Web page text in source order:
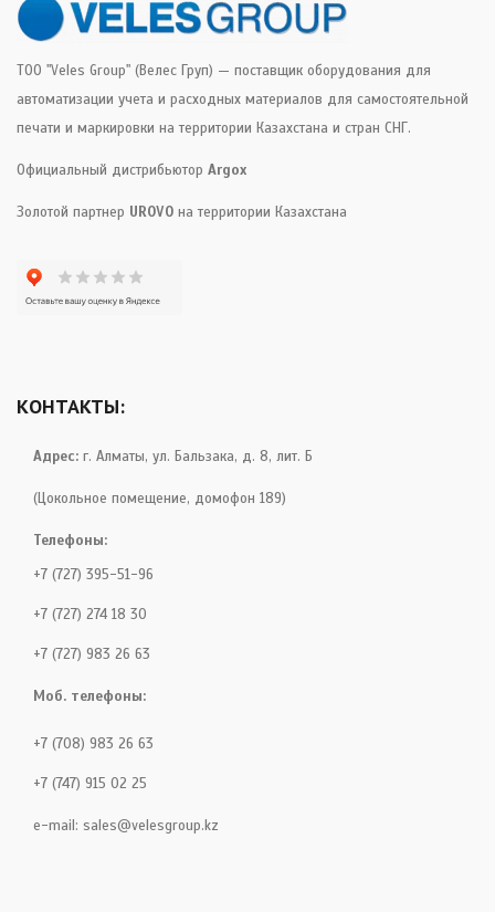
ТОО "Veles Group" (Велес Груп) — поставщик оборудования для
автоматизации учета и расходных материалов для самостоятельной
печати и маркировки на территории Казахстана и стран СНГ.
Официальный дистрибьютор Argox
Золотой партнер UROVO на территории Казахстана
КОНТАКТЫ:
Адрес: г. Алматы, ул. Бальзака, д. 8, лит. Б
(Цокольное помещение, домофон 189)
Телефоны:
+7 (727) 395-51-96
+7 (727) 274 18 30
+7 (727) 983 26 63
Моб. телефоны:
+7 (708) 983 26 63
+7 (747) 915 02 25
e-mail: sales@velesgroup.kz